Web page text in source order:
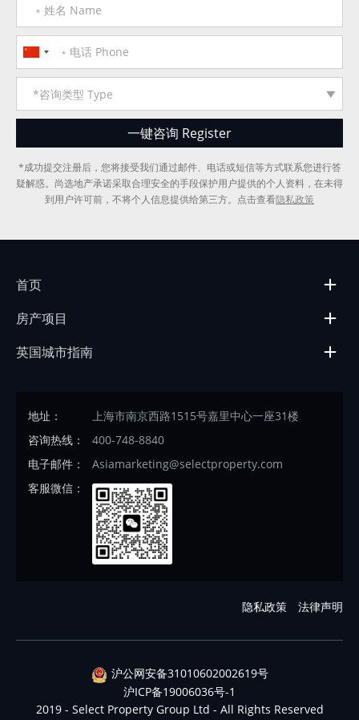
*成功提交注册后，您将接受我们通过邮件、电话或短信等方式联系您进行答
疑解惑。尚选地产承诺采取合理安全的手段保护用户提供的个人资料，在未得
到用户许可前，不将个人信息提供给第三方。点击查看隐私政策
首页
房产项目
英国城市指南
地址：
上海市南京西路1515号嘉里中心一座31楼
咨询热线：
400-748-8840
电子邮件：
Asiamarketing@selectproperty.com
客服微信：
隐私政策 法律声明
沪公网安备31010602002619号
沪ICP备19006036号-1
2019 - Select Property Group Ltd - All Rights Reserved